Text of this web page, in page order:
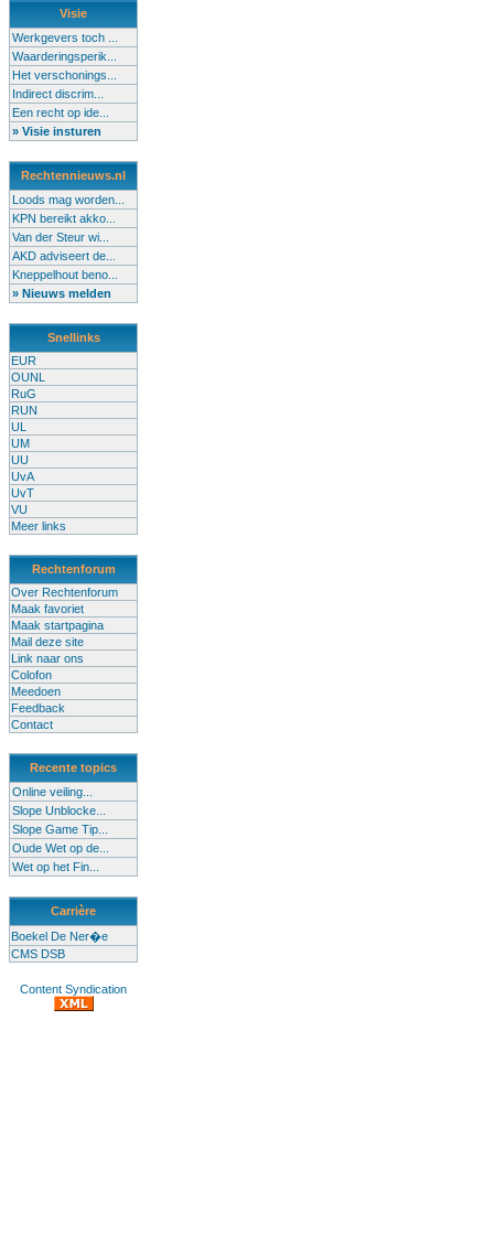
Visie
Werkgevers toch ...
Waarderingsperik...
Het verschonings...
Indirect discrim...
Een recht op ide...
» Visie insturen
Rechtennieuws.nl
Loods mag worden...
KPN bereikt akko...
Van der Steur wi...
AKD adviseert de...
Kneppelhout beno...
» Nieuws melden
Snellinks
EUR
OUNL
RuG
RUN
UL
UM
UU
UvA
UvT
VU
Meer links
Rechtenforum
Over Rechtenforum
Maak favoriet
Maak startpagina
Mail deze site
Link naar ons
Colofon
Meedoen
Feedback
Contact
Recente topics
Online veiling...
Slope Unblocke...
Slope Game Tip...
Oude Wet op de...
Wet op het Fin...
Carrière
Boekel De Ner�e
CMS DSB
Content Syndication